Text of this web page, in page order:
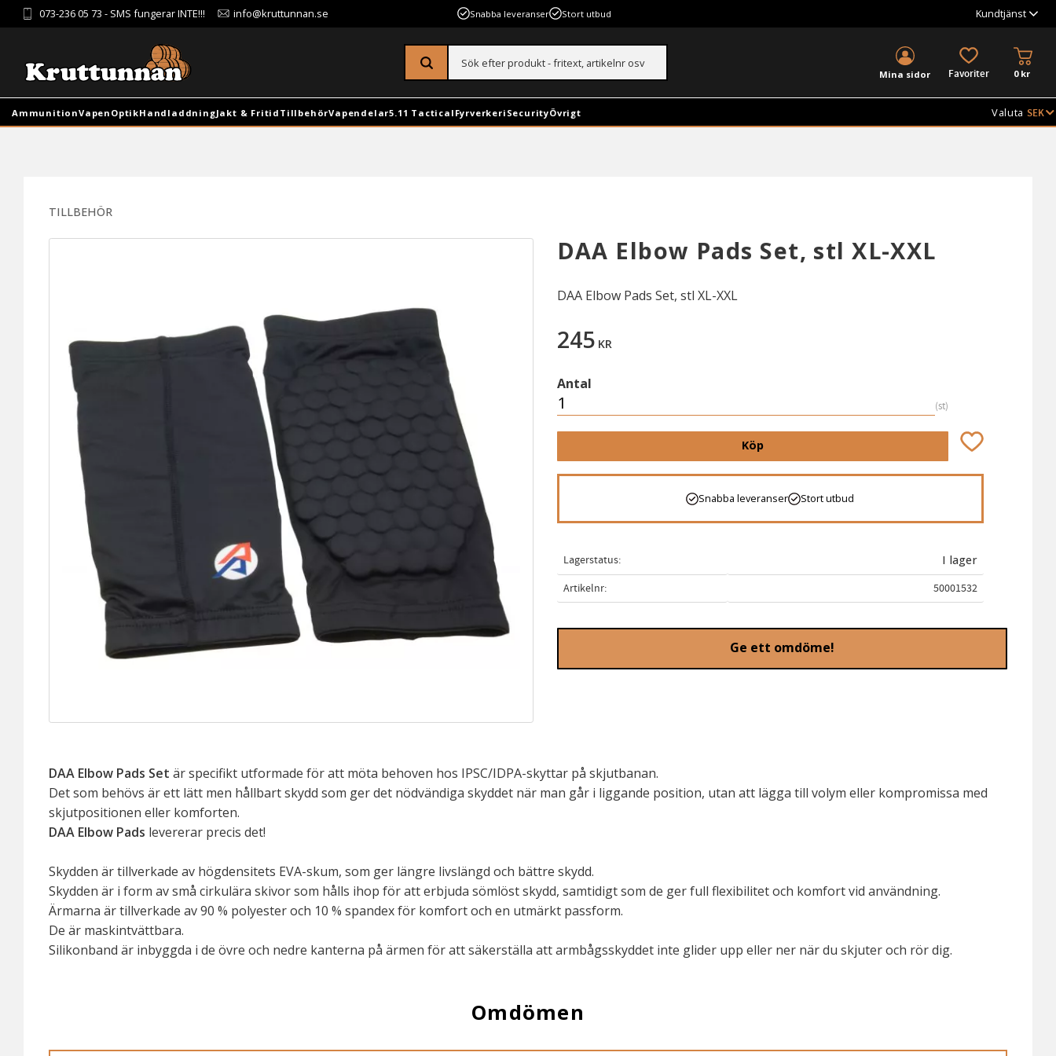
073-236 05 73 - SMS fungerar INTE!!! info@kruttunnan.se Snabba leveranser Stort utbud Kundtjänst
Mina sidor FAVORITER 0kr
AmmunitionVapen OptikHandladdningJakt & Fritid TillbehörVapendelar5.11 Tactical Fyrverkeri SecurityÖvrigt Valuta
TILLBEHÖR
DAA Elbow Pads Set, stl XL-XXL
DAA Elbow Pads Set, stl XL-XXL
245KR
Antal
st
Köp Lägg till i
Snabba leveranser Stort utbud
Lagerstatus
I lager
Artikelnr
50001532
Ge ett omdöme!
DAA Elbow Pads Set är specifikt utformade för att möta behoven hos IPSC/IDPA-skyttar på skjutbanan.
Det som behövs är ett lätt men hållbart skydd som ger det nödvändiga skyddet när man går i liggande position, utan att lägga till volym eller kompromissa med
skjutpositionen eller komforten.
DAA Elbow Pads levererar precis det!
Skydden är tillverkade av högdensitets EVA-skum, som ger längre livslängd och bättre skydd.
Skydden är i form av små cirkulära skivor som hålls ihop för att erbjuda sömlöst skydd, samtidigt som de ger full flexibilitet och komfort vid användning.
Ärmarna är tillverkade av 90 % polyester och 10 % spandex för komfort och en utmärkt passform.
De är maskintvättbara.
Silikonband är inbyggda i de övre och nedre kanterna på ärmen för att säkerställa att armbågsskyddet inte glider upp eller ner när du skjuter och rör dig.
Omdömen